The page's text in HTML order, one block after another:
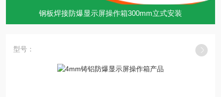
钢板焊接防爆显示屏操作箱300mm立式安装
型号：